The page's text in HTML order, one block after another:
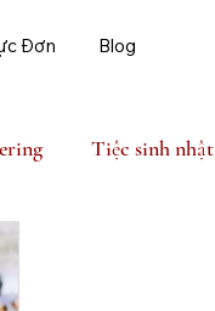
Đơn Blog
Tiệc sinh nhật